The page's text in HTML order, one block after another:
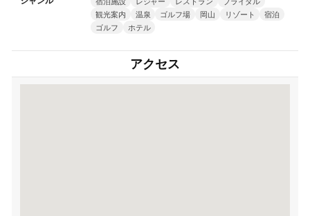
観光案内
温泉 ゴルフ場 岡山 リゾート
宿泊
ゴルフ
ホテル
アクセス